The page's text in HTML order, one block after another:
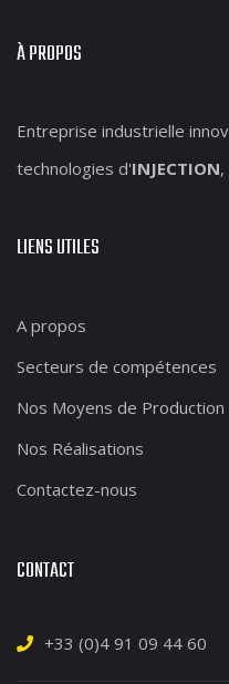
À PROPOS
Entreprise industrielle
technologies d'INJECTION,
LIENS UTILES
A propos
Secteurs de compétences
Nos Moyens de Production
Nos Réalisations
Contactez-nous
CONTACT
+33 (0)4 91 09 44 60